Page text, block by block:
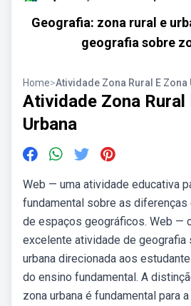
Geografia: zona rural e
geografia sobre
Home>Atividade Zona Rural E Zona
Atividade Zona Rural
Urbana
Web — uma atividade educativa
fundamental sobre as
de espaços geográficos. Web —
excelente atividade de geografia
urbana direcionada aos
do ensino fundamental. A
zona urbana é fundamental para